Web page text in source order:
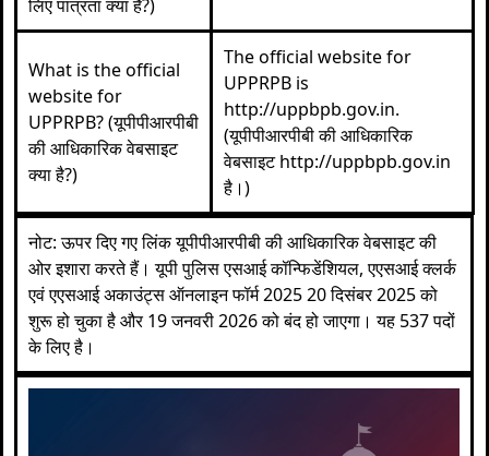
लिए पात्रता क्या है?)
What is the official
website for
UPPRPB? (यूपीपीआरपीबी
की आधिकारिक वेबसाइट
क्या है?)
The official website for
UPPRPB is
http://uppbpb.gov.in.
(यूपीपीआरपीबी की आधिकारिक
वेबसाइटhttp://uppbpb.gov.in
है।)
नोट: ऊपर दिए गए लिंक यूपीपीआरपीबी की आधिकारिक वेबसाइट की
ओर इशारा करते हैं। यूपी पुलिस एसआई कॉन्फिडेंशियल, एएसआई क्लर्क
एवं एएसआई अकाउंट्स ऑनलाइन फॉर्म 2025 20 दिसंबर 2025 को
शुरू हो चुका है और 19 जनवरी 2026 को बंद हो जाएगा। यह 537 पदों
के लिए है।